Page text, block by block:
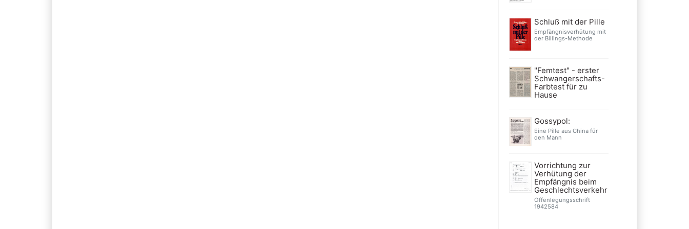
Schluß mit der Pille
Empfängnisverhütung mit
der Billings-Methode
"Femtest" - erster
Schwangerschafts-
Farbtest für zu
Hause
Gossypol:
Eine Pille aus China für
den Mann
Vorrichtung zur
Verhütung der
Empfängnis beim
Geschlechtsverkehr
Offenlegungsschrift
1942584